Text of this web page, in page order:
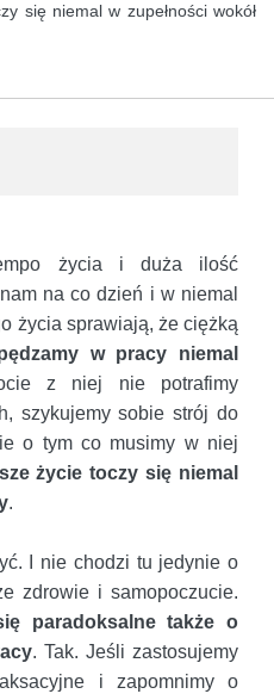
się niemal w zupełności wokół
życia i duża ilość
na co dzień i w niemal
życia sprawiają, że ciężką
w pracy niemal
z niej nie potrafimy
szykujemy sobie strój do
o tym co musimy w niej
życie toczy się niemal
.
I nie chodzi tu jedynie o
zdrowie i samopoczucie.
paradoksalne także o
. Tak. Jeśli zastosujemy
i zapomnimy o